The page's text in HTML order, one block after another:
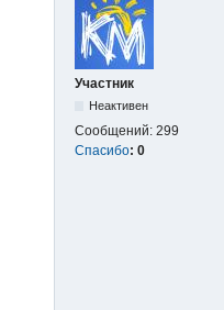
Участник
Неактивен
Сообщений: 299
Спасибо: 0